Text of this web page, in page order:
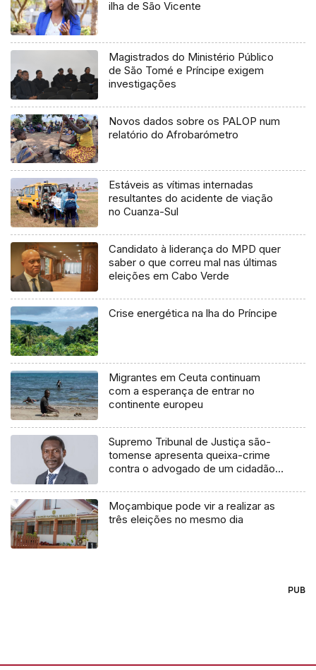
ilha de São Vicente
Magistrados do Ministério Público
de São Tomé e Príncipe exigem
investigações
Novos dados sobre os PALOP num
relatório do Afrobarómetro
Estáveis as vítimas internadas
resultantes do acidente de viação
no Cuanza-Sul
Candidato à liderança do MPD quer
saber o que correu mal nas últimas
eleições em Cabo Verde
Crise energética na lha do Príncipe
Migrantes em Ceuta continuam
com a esperança de entrar no
continente europeu
Supremo Tribunal de Justiça são-
tomense apresenta queixa-crime
contra o advogado de um cidadão
Moçambique pode vir a realizar as
três eleições no mesmo dia
PUB